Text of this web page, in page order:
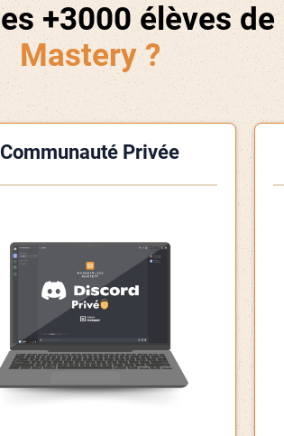
+3000 élèves de
Mastery ?
Communauté Privée